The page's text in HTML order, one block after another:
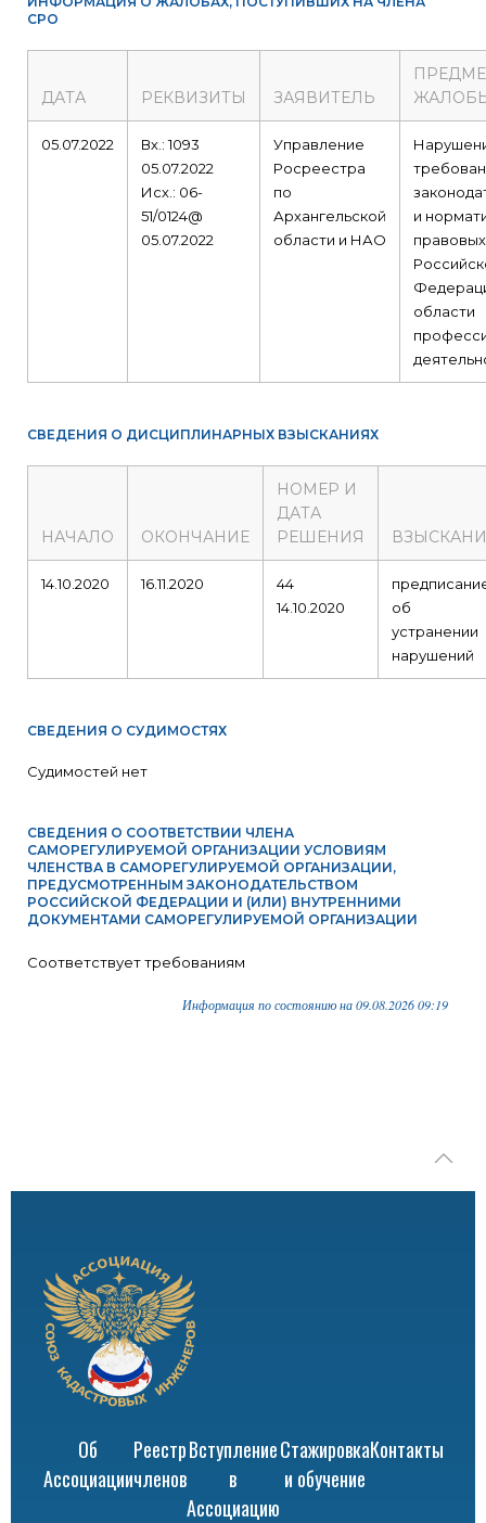
СРО
ДАТА РЕКВИЗИТЫ ЗАЯВИТЕЛЬ
05.07.2022
Вх.: 1093
05.07.2022
Исх.: 06-
51/0124@
05.07.2022
Управление
Росреестра
по
Архангельской
области и НАО
и
области
СВЕДЕНИЯ О ДИСЦИПЛИНАРНЫХ ВЗЫСКАНИЯХ
НАЧАЛО ОКОНЧАНИЕ
НОМЕР И
ДАТА
РЕШЕНИЯ
14.10.2020 16.11.2020
44
14.10.2020
об
устранении
нарушений
СВЕДЕНИЯ О СУДИМОСТЯХ
Судимостей нет
СВЕДЕНИЯ О СООТВЕТСТВИИ ЧЛЕНА
САМОРЕГУЛИРУЕМОЙ ОРГАНИЗАЦИИ УСЛОВИЯМ
ЧЛЕНСТВА В САМОРЕГУЛИРУЕМОЙ ОРГАНИЗАЦИИ,
ПРЕДУСМОТРЕННЫМ ЗАКОНОДАТЕЛЬСТВОМ
РОССИЙСКОЙ ФЕДЕРАЦИИ И (ИЛИ) ВНУТРЕННИМИ
ДОКУМЕНТАМИ САМОРЕГУЛИРУЕМОЙ ОРГАНИЗАЦИИ
Соответствует требованиям
Информация по состоянию на 09.08.2026 09:19
Об
Ассоциации
Реестр
членов
Вступление
в
Ассоциацию
Стажировка
и обучение
Контакты